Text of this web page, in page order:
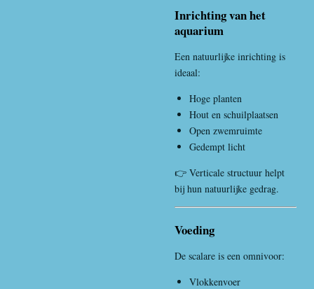
Inrichting van het
aquarium
Een natuurlijke inrichting is
ideaal:
Hoge planten
Hout en schuilplaatsen
Open zwemruimte
Gedempt licht
👉 Verticale structuur helpt
bij hun natuurlijke gedrag.
Voeding
De scalare is een omnivoor:
Vlokkenvoer